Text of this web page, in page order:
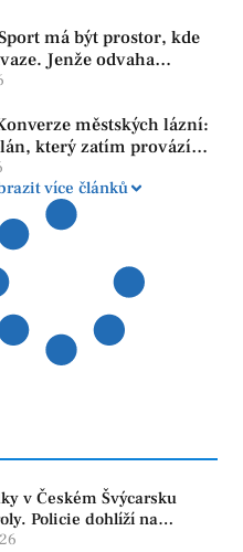
má být prostor, kde
Jenže odvaha
se bojí udělat chybu.
městských lázní:
který zatím provází
jistot
více článků
v Českém Švýcarsku
Policie dohlíží na
přírody